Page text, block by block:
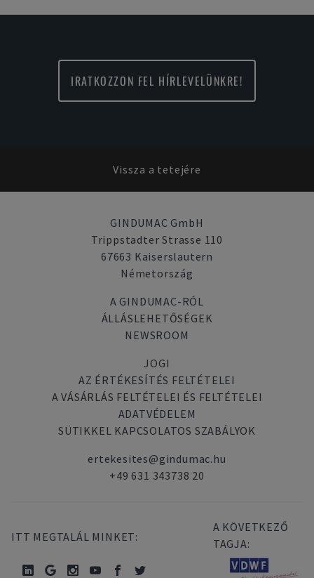
IRATKOZZON FEL HÍRLEVELÜNKRE!
Vissza a tetejére
GINDUMAC GmbH
Trippstadter Strasse 110
67663 Kaiserslautern
Németország
A GINDUMAC-RÓL
ÁLLÁSLEHETŐSÉGEK
NEWSROOM
JOGI
AZ ÉRTÉKESÍTÉS FELTÉTELEI
A VÁSÁRLÁS FELTÉTELEI ÉS FELTÉTELEI
ADATVÉDELEM
SÜTIKKEL KAPCSOLATOS SZABÁLYOK
ertekesites@gindumac.hu
+49 631 343738 20
ITT MEGTALÁL MINKET:
A KÖVETKEZŐ
TAGJA: